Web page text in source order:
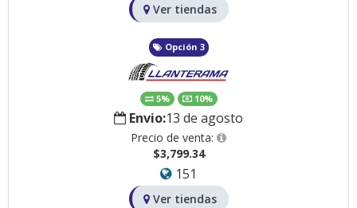
Ver tiendas
Opción 3
5% 10%
Envio:13 de agosto
Precio de venta:
$3,799.34
151
Ver tiendas